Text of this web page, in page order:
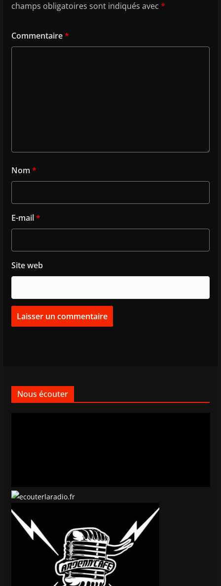
champs obligatoires sont indiqués avec *
Commentaire*
Nom *
E-mail*
Site web
Nous écouter